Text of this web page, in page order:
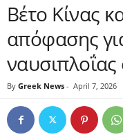
Βέτο Κίνας
απόφασης
By Greek News - April 7, 2026